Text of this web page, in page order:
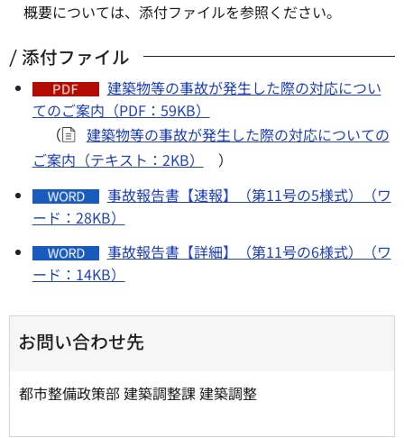
概要については、添付ファイルを参照ください。
添付ファイル
建築物等の事故が発生した際の対応につい
てのご案内（PDF：59KB）
（
建築物等の事故が発生した際の対応についての
ご案内（テキスト：2KB）
）
事故報告書【速報】（第11号の5様式）（ワ
ード：28KB）
事故報告書【詳細】（第11号の6様式）（ワ
ード：14KB）
お問い合わせ先
都市整備政策部 建築調整課 建築調整